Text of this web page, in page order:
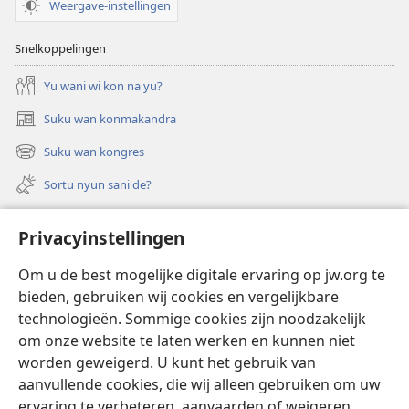
Privacyinstellingen
Om u de best mogelijke digitale ervaring op jw.org te
bieden, gebruiken wij cookies en vergelijkbare
technologieën. Sommige cookies zijn noodzakelijk
om onze website te laten werken en kunnen niet
worden geweigerd. U kunt het gebruik van
aanvullende cookies, die wij alleen gebruiken om uw
Weergave-instellingen
Snelkoppelingen
Yu wani wi kon na yu?
Suku wan konmakandra
(opent
nieuw
venster)
Suku wan kongres
(opent
nieuw
venster)
Sortu nyun sani de?
Video’s met audiodescriptie
Suku
Bijdrage
(opent
venster)Waktitoren LIBRARY TAPU INTERNET™
(opent
nieuw